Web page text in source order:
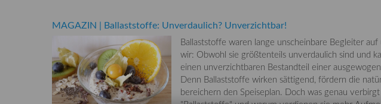
MAGAZIN | Ballaststoffe: Unverdaulich? Unverzichtbar!
Ballaststoffe waren lange unscheinbare Begleiter
wir: Obwohl sie größtenteils unverdaulich sind und
einen unverzichtbaren Bestandteil einer
Denn Ballaststoffe wirken sättigend, fördern die
bereichern den Speiseplan. Doch was genau